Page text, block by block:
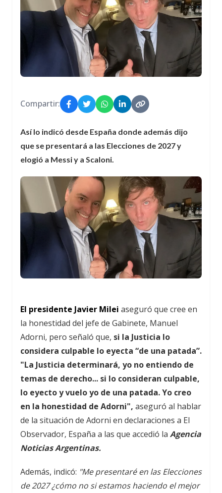
Compartir:
Así lo indicó desde España donde además dijo
que se presentará a las Elecciones de 2027 y
elogió a Messi y a Scaloni.
El presidente Javier Milei aseguró que cree en
la honestidad del jefe de Gabinete, Manuel
Adorni, pero señaló que, si la Justicia lo
considera culpable lo eyecta “de una patada”.
"La Justicia determinará, yo no entiendo de
temas de derecho... si lo consideran culpable,
lo eyecto y vuelo yo de una patada. Yo creo
en la honestidad de Adorni", aseguró al hablar
de la situación de Adorni en declaraciones a El
Observador, España a las que accedió la Agencia
Noticias Argentinas.
Además, indicó: "Me presentaré en las Elecciones
de 2027 ¿cómo no si estamos haciendo el mejor